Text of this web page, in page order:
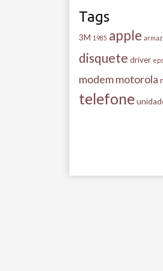
Tags
3M 1985 apple
disquete driver
modemmotorola
telefone